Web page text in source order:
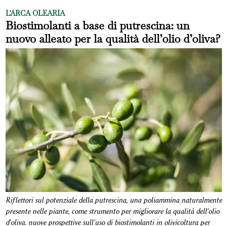
L'ARCA OLEARIA
Biostimolanti a base di putrescina: un
nuovo alleato per la qualità dell’olio d’oliva?
Riflettori sul potenziale della putrescina, una poliammina naturalmente
presente nelle piante, come strumento per migliorare la qualità dell'olio
d'oliva. nuove prospettive sull'uso di biostimolanti in olivicoltura per